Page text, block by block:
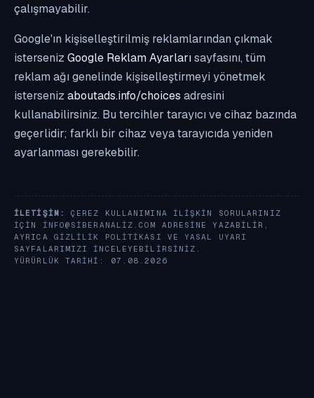
çalışmayabilir.
Google'ın kişiselleştirilmiş reklamlarından çıkmak
isterseniz Google Reklam Ayarlarısayfasını, tüm
reklam ağı genelinde kişiselleştirmeyi yönetmek
isterseniz aboutads.info/choices adresini
kullanabilirsiniz. Bu tercihler tarayıcı ve cihaz bazında
geçerlidir; farklı bir cihaz veya tarayıcıda yeniden
ayarlanması gerekebilir.
İLETIŞIM:
ÇEREZ KULLANIMINA ILIŞKIN SORULARINIZ
IÇIN
INFO@SIBERANALIZ.COM
ADRESINE YAZABILIR,
AYRICA GIZLILIK POLITIKASI VE YASAL UYARI
SAYFALARIMIZI INCELEYEBILIRSINIZ.
YÜRÜRLÜK TARIHI: 07.08.2026